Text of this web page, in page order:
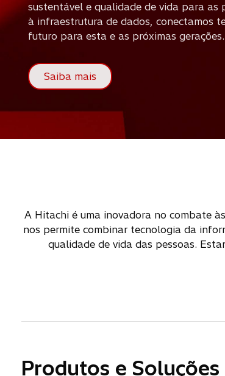
sustentável e qualidade de vida para as
à infraestrutura de dados, conectamos
futuro para esta e as próximas gerações.
Saiba mais
A Hitachi é uma inovadora no combate
nos permite combinar tecnologia da
qualidade de vida das pessoas.
Produtos e Soluções